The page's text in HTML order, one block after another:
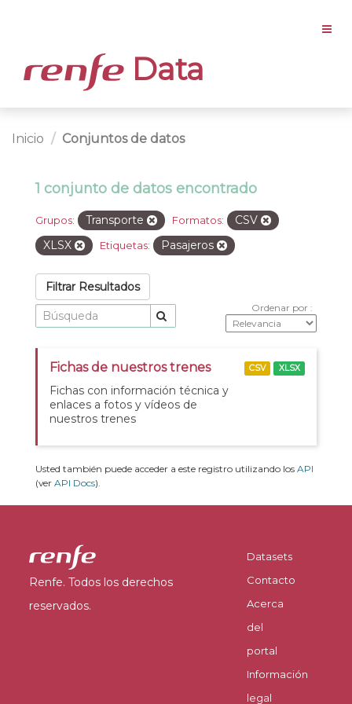
Data
Inicio Conjuntos de datos
1 conjunto de datos encontrado
Grupos: Transporte Formatos:
CSV
XLSX
Etiquetas: Pasajeros
Filtrar Resultados
Ordenar por
Fichas de nuestros trenes
Fichas con información técnica y
enlaces a fotos y vídeos de
nuestros trenes
CSV XLSX
Usted también puede acceder a este registro utilizando los API
(ver API Docs).
Renfe. Todos los derechos
reservados.
Datasets
Contacto
Acerca
del
portal
Información
legal